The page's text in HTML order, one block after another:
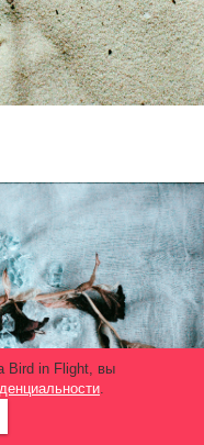
Bird in Flight, вы
.